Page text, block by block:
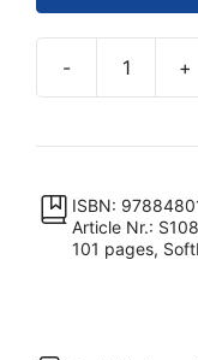
- +
ISBN:
Article Nr.:
101 pages,